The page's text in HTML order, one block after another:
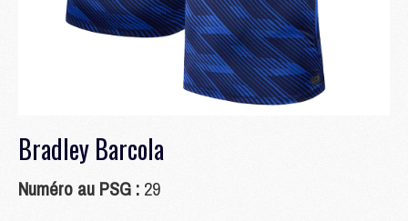
Bradley Barcola
Numéro au PSG : 29